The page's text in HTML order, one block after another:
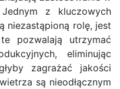
Jednym z kluczowych
niezastąpioną rolę, jest
pozwalają utrzymać
eliminując
zagrażać jakości
są nieodłącznym